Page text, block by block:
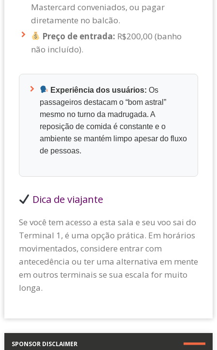
Mastercard conveniados, ou pagar
diretamente no balcão.
Preço de entrada: R$200,00 (banho
não incluído).
Experiência dos usuários: Os
passageiros destacam o “bom astral”
mesmo no turno da madrugada. A
reposição de comida é constante e o
ambiente se mantém limpo apesar do fluxo
de pessoas.
Dica de viajante
Se você tem acesso a esta sala e seu voo sai do
Terminal 1, é uma opção prática. Em horários
movimentados, considere entrar com
antecedência ou ter uma alternativa em mente
em outros terminais se sua escala for muito
longa.
SPONSOR DISCLAIMER